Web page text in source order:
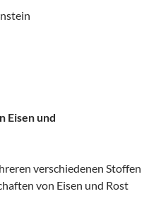
Eisen und
verschiedenen Stoffen
von Eisen und Rost